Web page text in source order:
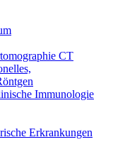
CT
Immunologie
Erkrankungen